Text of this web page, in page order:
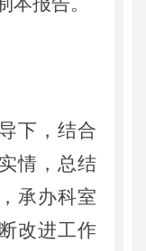
下，结合
情，总结
承办科室
改进工作